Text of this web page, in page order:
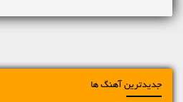
جدیدترین آهنگ ها